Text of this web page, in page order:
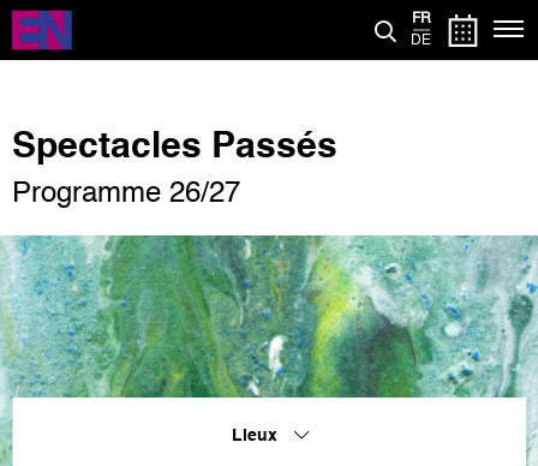
Aller
contenu
FR
DE
Spectacles Passés
Programme 26/27
Lieux